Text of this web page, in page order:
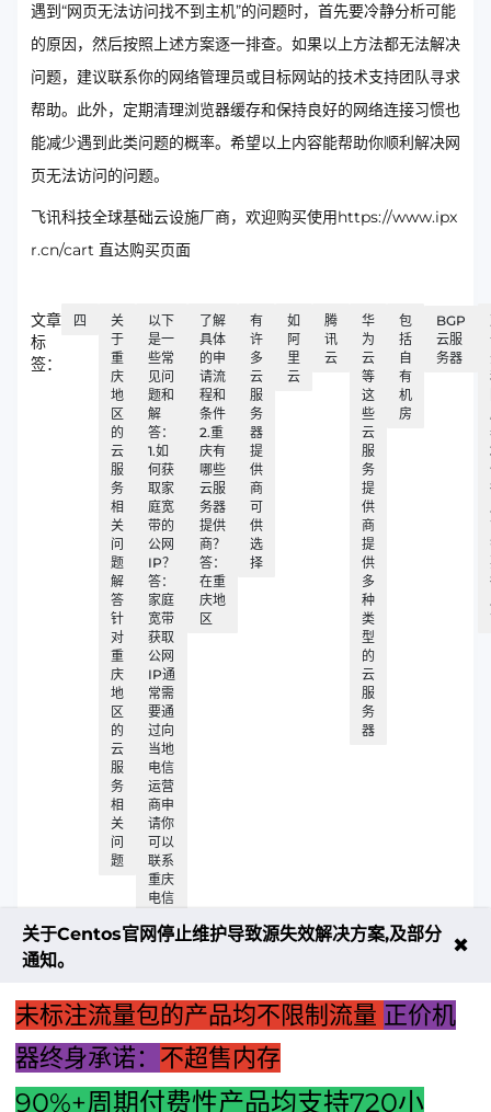
遇到“网页无法访问找不到主机”的问题时，首先要冷静分析可能
的原因，然后按照上述方案逐一排查。如果以上方法都无法解决
问题，建议联系你的网络管理员或目标网站的技术支持团队寻求
帮助。此外，定期清理浏览器缓存和保持良好的网络连接习惯也
能减少遇到此类问题的概率。希望以上内容能帮助你顺利解决网
页无法访问的问题。
飞讯科技全球基础云设施厂商，欢迎购买使用https://www.ipx
r.cn/cart 直达购买页面
文章
标
签：
四
关
于
重
庆
地
区
的
云
服
务
相
关
问
题
解
答
针
对
重
庆
地
区
的
云
服
务
相
关
问
题
以下
是一
些常
见问
题和
解
答：
1.如
何获
取家
庭宽
带的
公网
IP？
答：
家庭
宽带
获取
公网
IP通
常需
要通
过向
当地
电信
运营
商申
请你
可以
联系
重庆
电信
通的
了解
具体
的申
请流
程和
条件
2.重
庆有
哪些
云服
务器
提供
商？
答：
在重
庆地
区
有
许
多
云
服
务
器
提
供
商
可
供
选
择
如
阿
里
云
腾
讯
云
华
为
云
等
这
些
云
服
务
提
供
商
提
供
多
种
类
型
的
云
服
务
器
包
括
自
有
机
房
BGP
云服
务器
关于Centos官网停止维护导致源失效解决方案,及部分
通知。
✖
未标注流量包的产品均不限制流量 正价机
器终身承诺： 不超售内存
90%+周期付费性产品均支持720小